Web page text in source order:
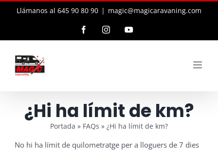
Skip
Llámanos al 645 90 80 90 | magic@magicaravaning.com
FacebookInstagramYouTube
¿Hi ha límit de km?
Portada » FAQs » ¿Hi ha límit de km?
No hi ha límit de quilometratge per a lloguers de 7 dies